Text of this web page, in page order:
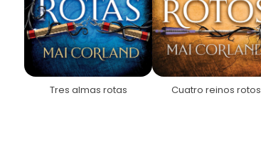
Tres almas rotas Cuatro reinos rotos